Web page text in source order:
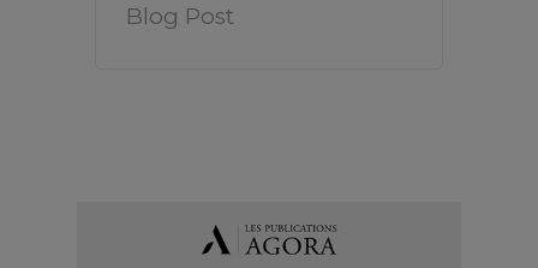
Blog Post